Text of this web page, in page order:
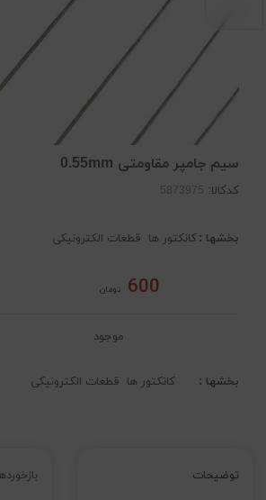
سیم جامپر مقاومتی 0.55mm
کدکالا:
بخشها :کانکتور ها قطعات الکترونیکی
600 تومان
موجود
بخشها : کانکتور ها قطعات الکترونیکی
توضیحات